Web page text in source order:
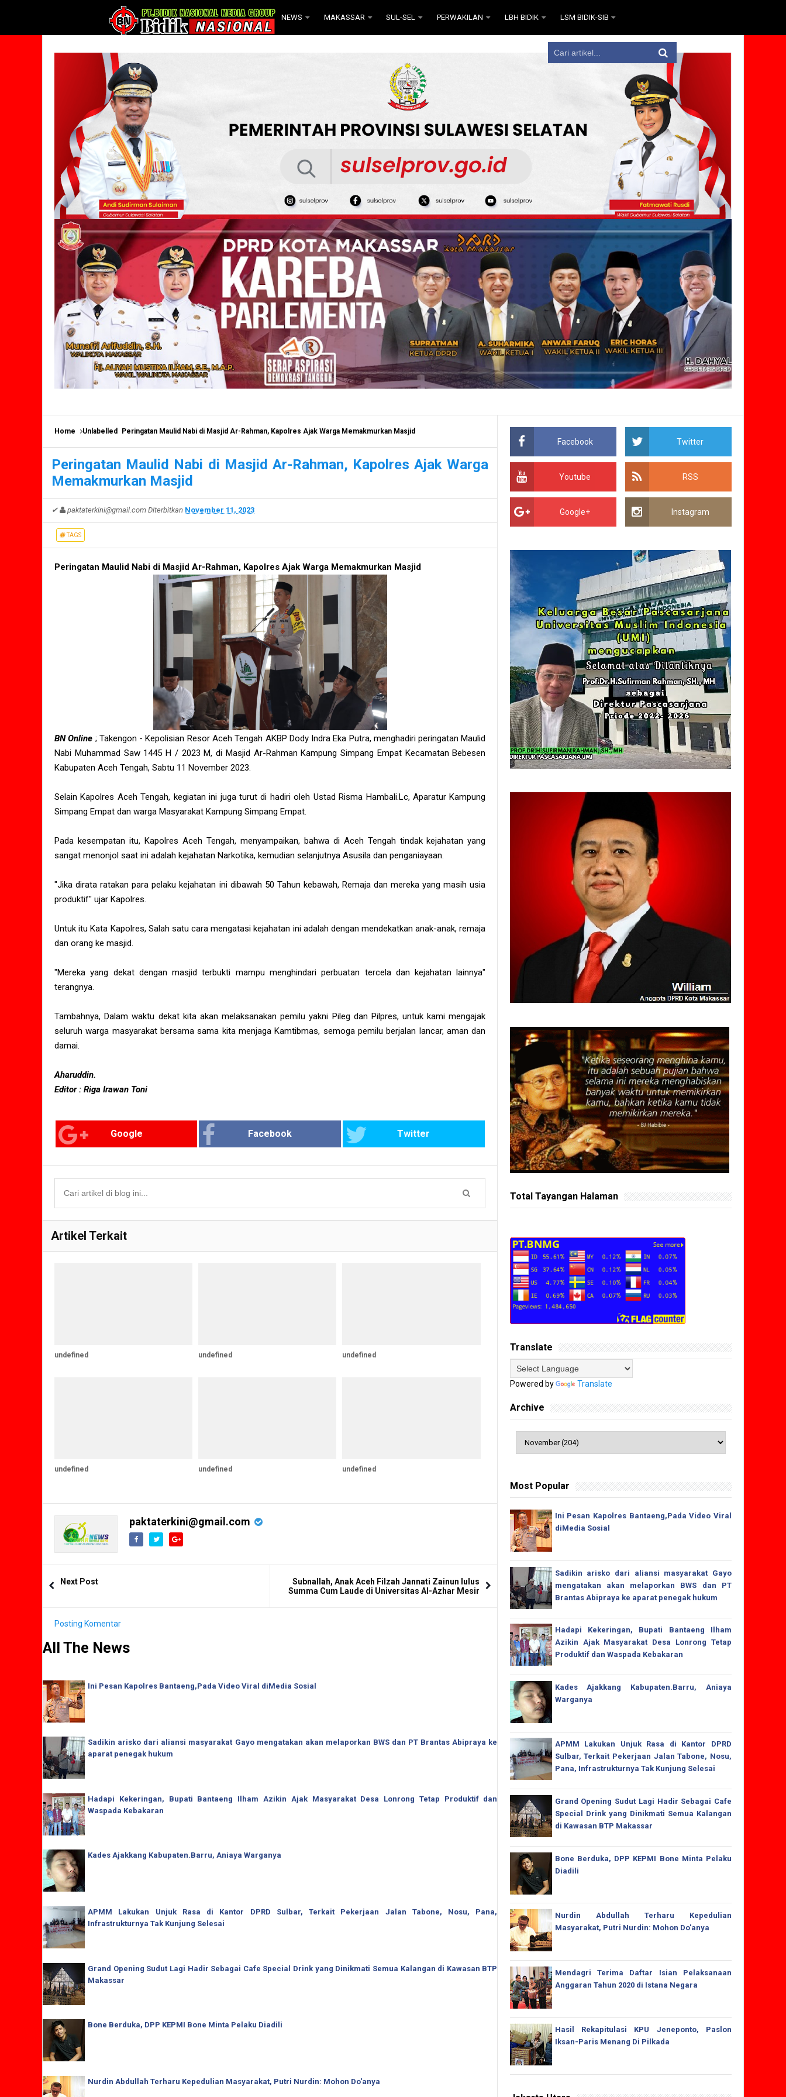
NEWS MAKASSAR SUL-SEL PERWAKILAN LBH BIDIK LSM BIDIK-SIB
Home Unlabelled Peringatan Maulid Nabi di Masjid Ar-Rahman, Kapolres Ajak Warga Memakmurkan Masjid
Peringatan Maulid Nabi di Masjid Ar-Rahman, Kapolres Ajak Warga
Memakmurkan Masjid
✔ paktaterkini@gmail.com Diterbitkan November 11, 2023
TAGS
Peringatan Maulid Nabi di Masjid Ar-Rahman, Kapolres Ajak Warga Memakmurkan Masjid
BN Online ; Takengon - Kepolisian Resor Aceh Tengah AKBP Dody Indra Eka Putra, menghadiri peringatan Maulid
Nabi Muhammad Saw 1445 H / 2023 M, di Masjid Ar-Rahman Kampung Simpang Empat Kecamatan Bebesen
Kabupaten Aceh Tengah, Sabtu 11 November 2023.
Selain Kapolres Aceh Tengah, kegiatan ini juga turut di hadiri oleh Ustad Risma Hambali.Lc, Aparatur Kampung
Simpang Empat dan warga Masyarakat Kampung Simpang Empat.
Pada kesempatan itu, Kapolres Aceh Tengah, menyampaikan, bahwa di Aceh Tengah tindak kejahatan yang
sangat menonjol saat ini adalah kejahatan Narkotika, kemudian selanjutnya Asusila dan penganiayaan.
"Jika dirata ratakan para pelaku kejahatan ini dibawah 50 Tahun kebawah, Remaja dan mereka yang masih usia
produktif" ujar Kapolres.
Untuk itu Kata Kapolres, Salah satu cara mengatasi kejahatan ini adalah dengan mendekatkan anak-anak, remaja
dan orang ke masjid.
"Mereka yang dekat dengan masjid terbukti mampu menghindari perbuatan tercela dan kejahatan lainnya"
terangnya.
Tambahnya, Dalam waktu dekat kita akan melaksanakan pemilu yakni Pileg dan Pilpres, untuk kami mengajak
seluruh warga masyarakat bersama sama kita menjaga Kamtibmas, semoga pemilu berjalan lancar, aman dan
damai.
Aharuddin.
Editor : Riga Irawan Toni
Google Facebook Twitter
Artikel Terkait
undefined undefined undefined
undefined undefined undefined
paktaterkini@gmail.com
Next Post
Subnallah, Anak Aceh Filzah Jannati Zainun lulus
Summa Cum Laude di Universitas Al-Azhar Mesir
Posting Komentar
All The News
Ini Pesan Kapolres Bantaeng,Pada Video Viral diMedia Sosial
Sadikin arisko dari aliansi masyarakat Gayo mengatakan akan melaporkan BWS dan PT Brantas Abipraya ke
aparat penegak hukum
Hadapi Kekeringan, Bupati Bantaeng Ilham Azikin Ajak Masyarakat Desa Lonrong Tetap Produktif dan
Waspada Kebakaran
Kades Ajakkang Kabupaten.Barru, Aniaya Warganya
APMM Lakukan Unjuk Rasa di Kantor DPRD Sulbar, Terkait Pekerjaan Jalan Tabone, Nosu, Pana,
Infrastrukturnya Tak Kunjung Selesai
Grand Opening Sudut Lagi Hadir Sebagai Cafe Special Drink yang Dinikmati Semua Kalangan di Kawasan BTP
Makassar
Bone Berduka, DPP KEPMI Bone Minta Pelaku Diadili
Nurdin Abdullah Terharu Kepedulian Masyarakat, Putri Nurdin: Mohon Do'anya
Facebook Twitter
Youtube RSS
Google+ Instagram
Total Tayangan Halaman
Translate
Powered by Translate
Archive
Most Popular
Ini Pesan Kapolres Bantaeng,Pada Video Viral
diMedia Sosial
Sadikin arisko dari aliansi masyarakat Gayo
mengatakan akan melaporkan BWS dan PT
Brantas Abipraya ke aparat penegak hukum
Hadapi Kekeringan, Bupati Bantaeng Ilham
Azikin Ajak Masyarakat Desa Lonrong Tetap
Produktif dan Waspada Kebakaran
Kades Ajakkang Kabupaten.Barru, Aniaya
Warganya
APMM Lakukan Unjuk Rasa di Kantor DPRD
Sulbar, Terkait Pekerjaan Jalan Tabone, Nosu,
Pana, Infrastrukturnya Tak Kunjung Selesai
Grand Opening Sudut Lagi Hadir Sebagai Cafe
Special Drink yang Dinikmati Semua Kalangan
di Kawasan BTP Makassar
Bone Berduka, DPP KEPMI Bone Minta Pelaku
Diadili
Nurdin Abdullah Terharu Kepedulian
Masyarakat, Putri Nurdin: Mohon Do'anya
Mendagri Terima Daftar Isian Pelaksanaan
Anggaran Tahun 2020 di Istana Negara
Hasil Rekapitulasi KPU Jeneponto, Paslon
Iksan-Paris Menang Di Pilkada